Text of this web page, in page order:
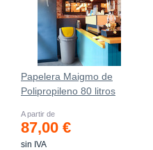
Papelera Maigmo de
Polipropileno 80 litros
A partir de
87,00 €
sin IVA